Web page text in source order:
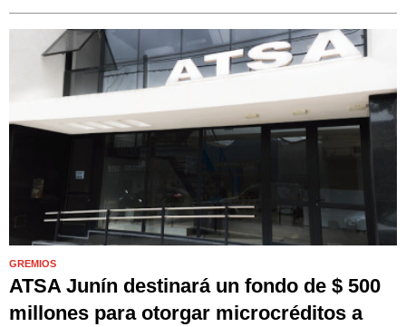
GREMIOS
ATSA Junín destinará un fondo de $ 500
millones para otorgar microcréditos a